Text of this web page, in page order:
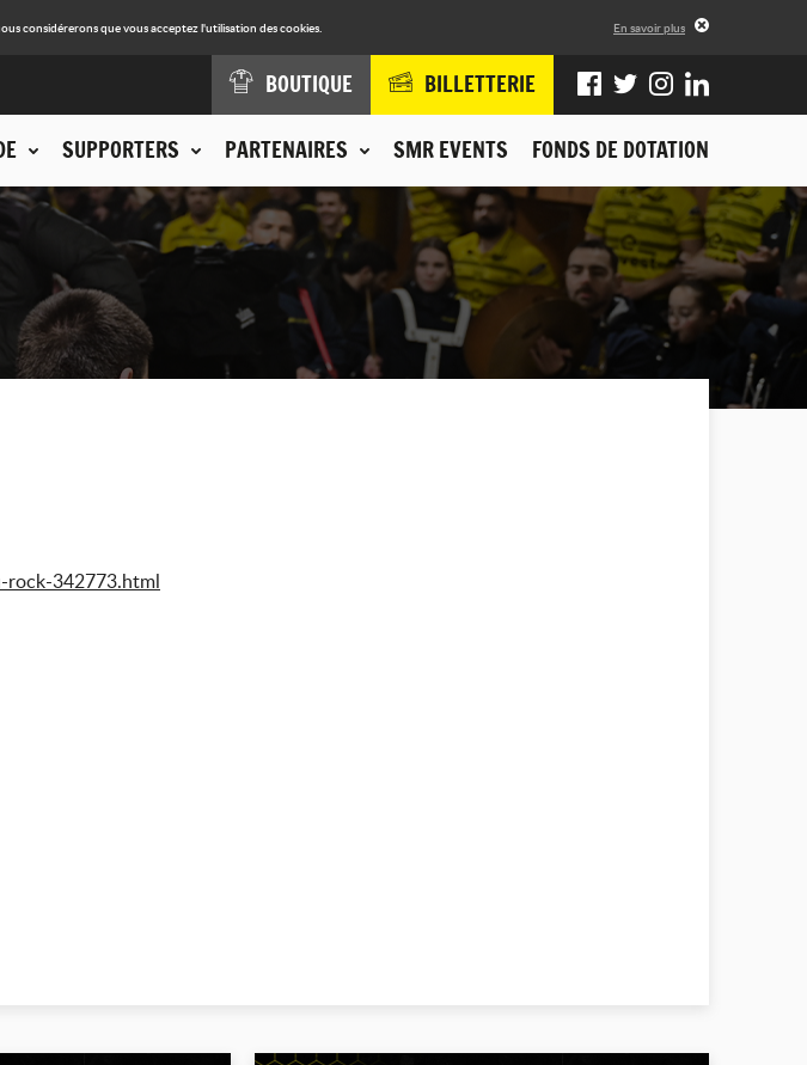
considérerons que vous acceptez l'utilisation des cookies. En savoir plus
SUPPORTERS PARTENAIRES SMR EVENTS FONDS DE DOTATION
BOUTIQUE BILLETTERIE
rock-342773.html